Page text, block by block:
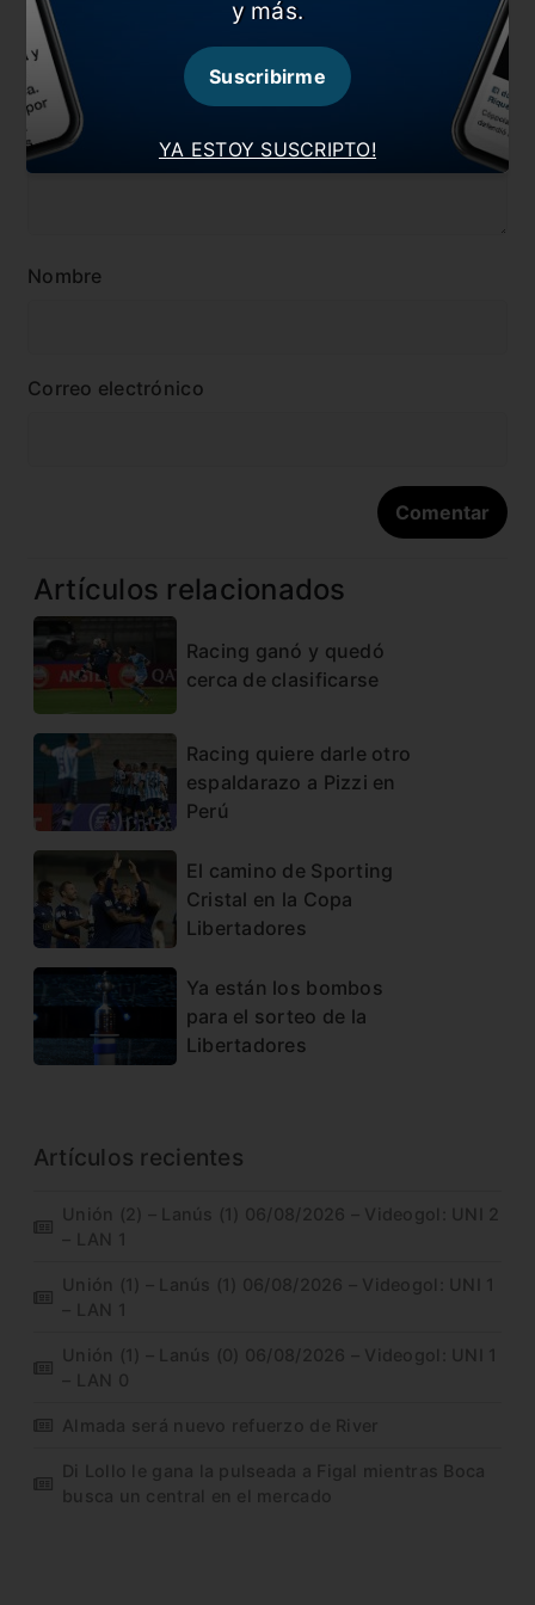
Dejá tu opinión acá!
Nombre
Correo electrónico
Artículos relacionados
Racing ganó y quedó
cerca de clasificarse
Racing quiere darle otro
espaldarazo a Pizzi en
Perú
El camino de Sporting
Cristal en la Copa
Libertadores
Ya están los bombos
para el sorteo de la
Libertadores
Artículos recientes
Unión (2) – Lanús (1) 06/08/2026 – Videogol: UNI 2
– LAN 1
Unión (1) – Lanús (1) 06/08/2026 – Videogol: UNI 1
– LAN 1
Unión (1) – Lanús (0) 06/08/2026 – Videogol: UNI 1
– LAN 0
Almada será nuevo refuerzo de River
Di Lollo le gana la pulseada a Figal mientras Boca
busca un central en el mercado
YA ESTOY SUSCRIPTO!
y más.
Suscribirme